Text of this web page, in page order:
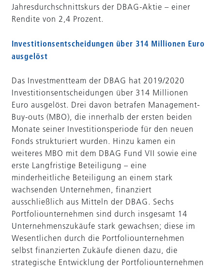
Jahresdurchschnittskurs der DBAG-Aktie – einer
Rendite von 2,4 Prozent.
Investitionsentscheidungen über 314 Millionen Euro
ausgelöst
Das Investmentteam der DBAG hat 2019/2020
Investitionsentscheidungen über 314 Millionen
Euro ausgelöst. Drei davon betrafen Management-
Buy-outs (MBO), die innerhalb der ersten beiden
Monate seiner Investitionsperiode für den neuen
Fonds strukturiert wurden. Hinzu kamen ein
weiteres MBO mit dem DBAG Fund VII sowie eine
erste Langfristige Beteiligung – eine
minderheitliche Beteiligung an einem stark
wachsenden Unternehmen, finanziert
ausschließlich aus Mitteln der DBAG. Sechs
Portfoliounternehmen sind durch insgesamt 14
Unternehmenszukäufe stark gewachsen; diese im
Wesentlichen durch die Portfoliounternehmen
selbst finanzierten Zukäufe dienen dazu, die
strategische Entwicklung der Portfoliounternehmen